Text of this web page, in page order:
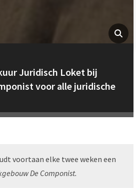
Juridisch Loket bij
voor alle juridische
voortaan elke twee weken een
De Componist.